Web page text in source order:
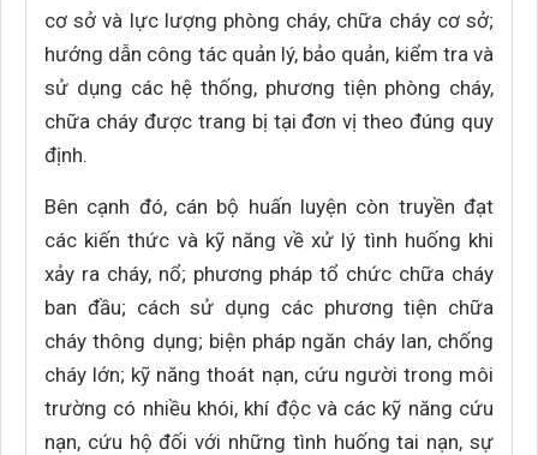
cơ sở và lực lượng phòng cháy, chữa cháy cơ sở;
hướng dẫn công tác quản lý, bảo quản, kiểm tra và
sử dụng các hệ thống, phương tiện phòng cháy,
chữa cháy được trang bị tại đơn vị theo đúng quy
định.
Bên cạnh đó, cán bộ huấn luyện còn truyền đạt
các kiến thức và kỹ năng về xử lý tình huống khi
xảy ra cháy, nổ; phương pháp tổ chức chữa cháy
ban đầu; cách sử dụng các phương tiện chữa
cháy thông dụng; biện pháp ngăn cháy lan, chống
cháy lớn; kỹ năng thoát nạn, cứu người trong môi
trường có nhiều khói, khí độc và các kỹ năng cứu
nạn, cứu hộ đối với những tình huống tai nạn, sự